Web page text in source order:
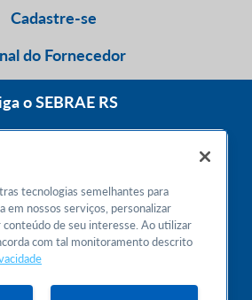
Cadastre-se
do Fornecedor
o SEBRAE RS
Atendimento 24h
no WhatsApp
tecnologias semelhantes para
em nossos serviços, personalizar
conteúdo de seu interesse. Ao utilizar
com tal monitoramento descrito